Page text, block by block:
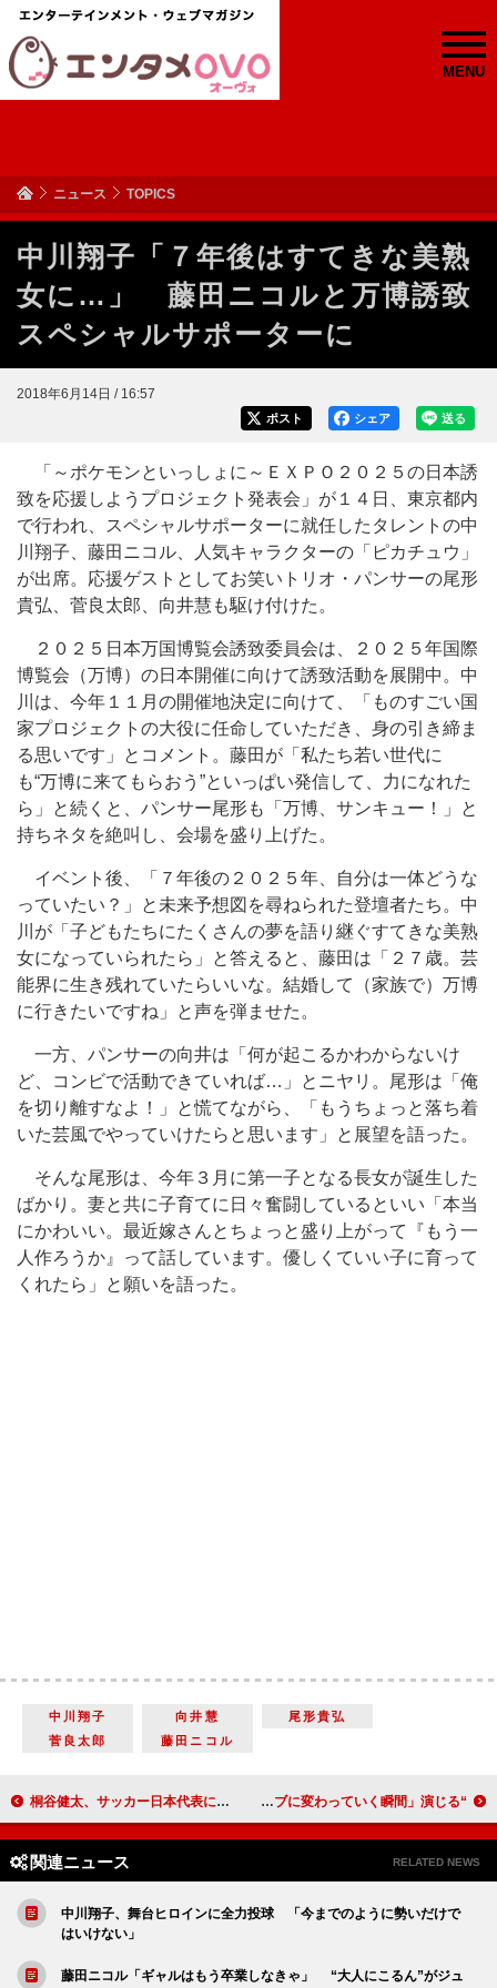
MENU
ニュース TOPICS
中川翔子「７年後はすてきな美熟
女に…」 藤田ニコルと万博誘致
スペシャルサポーターに
2018年6月14日 / 16:57
送る
シェア
ポスト
「～ポケモンといっしょに～ＥＸＰＯ２０２５の日本誘
致を応援しようプロジェクト発表会」が１４日、東京都内
で行われ、スペシャルサポーターに就任したタレントの中
川翔子、藤田ニコル、人気キャラクターの「ピカチュウ」
が出席。応援ゲストとしてお笑いトリオ・パンサーの尾形
貴弘、菅良太郎、向井慧も駆け付けた。
２０２５日本万国博覧会誘致委員会は、２０２５年国際
博覧会（万博）の日本開催に向けて誘致活動を展開中。中
川は、今年１１月の開催地決定に向けて、「ものすごい国
家プロジェクトの大役に任命していただき、身の引き締ま
る思いです」とコメント。藤田が「私たち若い世代に
も“万博に来てもらおう”といっぱい発信して、力になれた
ら」と続くと、パンサー尾形も「万博、サンキュー！」と
持ちネタを絶叫し、会場を盛り上げた。
イベント後、「７年後の２０２５年、自分は一体どうな
っていたい？」と未来予想図を尋ねられた登壇者たち。中
川が「子どもたちにたくさんの夢を語り継ぐすてきな美熟
女になっていられたら」と答えると、藤田は「２７歳。芸
能界に生き残れていたらいいな。結婚して（家族で）万博
に行きたいですね」と声を弾ませた。
一方、パンサーの向井は「何が起こるかわからないけ
ど、コンビで活動できていれば…」とニヤリ。尾形は「俺
を切り離すなよ！」と慌てながら、「もうちょっと落ち着
いた芸風でやっていけたらと思います」と展望を語った。
そんな尾形は、今年３月に第一子となる長女が誕生した
ばかり。妻と共に子育てに日々奮闘しているといい「本当
にかわいい。最近嫁さんとちょっと盛り上がって『もう一
人作ろうか』って話しています。優しくていい子に育って
くれたら」と願いを語った。
中川翔子 向井慧
尾形貴弘
菅良太郎
藤田ニコル
桐谷健太、サッカー日本代表に「楽しみながら頑張って」 「心拍数をいい感じに下げる」特技も告白 “東宝シンデレラ”福本莉子、キキ役で初舞台 大西流星と「ライクがラブに変わっていく瞬間」演じる
関連ニュース RELATED NEWS
中川翔子、舞台ヒロインに全力投球 「今までのように勢いだけで
はいけない」
藤田ニコル「ギャルはもう卒業しなきゃ」 “大人にこるん”がジュ